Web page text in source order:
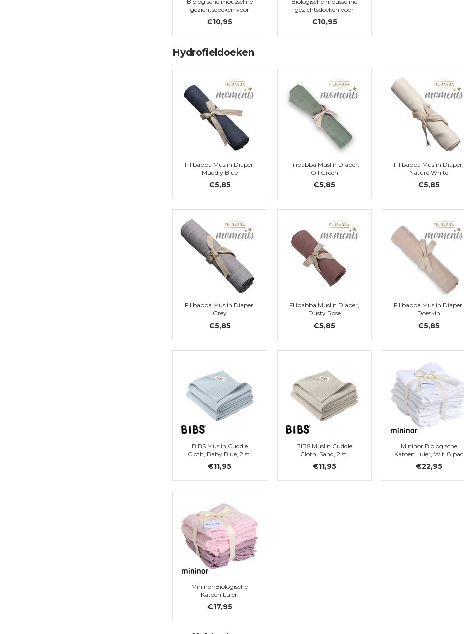
gezichtsdoeken voor
baby's - “Willow
Green/Grey Seal ” (6
€10,95
gezichtsdoeken voor
baby's - “Rose/Heath
Flower” (6 stuks)
€10,95
Hydrofieldoeken
Filibabba Muslin Diaper,
Muddly Blue
€5,85
Filibabba Muslin Diaper,
Oil Green
€5,85
Filibabba Muslin Diaper,
Nature White
€5,85
Filibabba Muslin Diaper,
Grey
€5,85
Filibabba Muslin Diaper,
Dusty Rose
€5,85
Filibabba Muslin Diaper,
Doeskin
€5,85
BIBS Muslin Cuddle
Cloth, Baby Blue, 2 st.
€11,95
BIBS Muslin Cuddle
Cloth, Sand, 2 st.
€11,95
Mininor Biologische
Katoen Luier, Wit, 8 pac
€22,95
Mininor Biologische
Katoen Luier,
Roze/Paars, 6 pac
€17,95